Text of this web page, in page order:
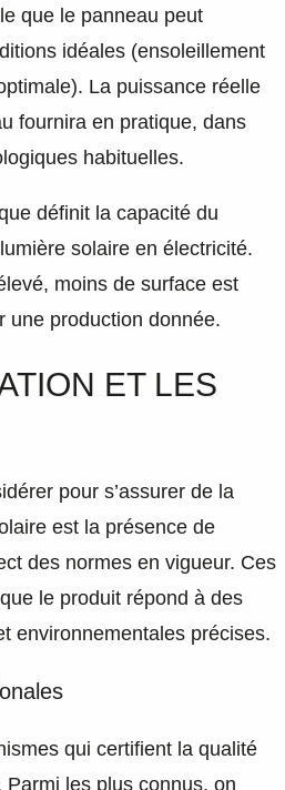
que le panneau peut
idéales (ensoleillement
La puissance réelle
fournira en pratique, dans
habituelles.
définit la capacité du
solaire en électricité.
moins de surface est
une production donnée.
ET LES
pour s’assurer de la
est la présence de
des normes en vigueur. Ces
le produit répond à des
environnementales précises.
qui certifient la qualité
les plus connus, on